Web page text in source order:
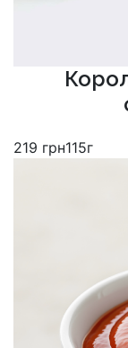
219 грн115г